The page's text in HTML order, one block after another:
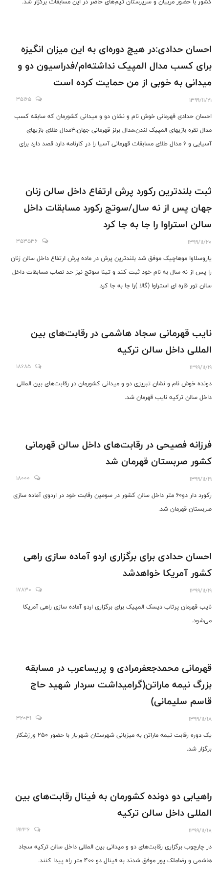
احسان حدادی:در هیچ دوره‌ای به این میزان انگیزه
برای کسب مدال المپیک نداشته‌ام/فدراسیون دو و
میدانی به خوبی از من حمایت کرده است
1399/11/21
35165
احسان حدادی قهرمانی خوش نام و نشان دو و میدانی کشورمان که سابقه کسب
مدال نقره بازیهای المپیک لندن،مدال برنز قهرمانی جهان،۴مدال طلای بازیهای
آسیایی و ۶ مدال طلای مسابقات قهرمانی آسیا را در کارنامه دارد قصد دارد برای
ثبت بلندترین رکورد پرش ارتفاع داخل سالن زنان
جهان پس از نه سال/سوتج رکورد مسابقات داخل
سالن استراوا را جا به جا کرد
1399/11/20
353536
یاروسلاوا موهاچیک موفق شد بلندترین پرش در ماده پرش ارتفاع داخل سالن زنان
را پس از نه سال به نام خود ثبت کند و تینا سوتج نیز حد نصاب مسابقات داخل
سالن تور قاره ای استراوا (گالا )را جا به جا کرد.
نایب قهرمانی سجاد هاشمی در رقابت‌های بین
المللی داخل سالن ترکیه
1399/11/19
18685
دونده خوش نام و نشان تبریزی دو و میدانی کشورمان در رقابت‌های بین المللی
داخل سالن ترکیه نایب قهرمان شد.
فرزانه فصیحی در رقابت‌های داخل سالن قهرمانی
کشور صربستان قهرمان شد
1399/11/19
18000
رکورد دار دو‌۶۰ متر داخل سالن کشور در سومین رقابت خود در اردوی آماده سازی
صربستان قهرمان شد.
احسان حدادی برای برگزاری اردو آماده سازی راهی
کشور آمریکا خواهدشد
1399/11/19
17830
نایب قهرمان پرتاب دیسک المپیک برای برگزاری اردو آماده سازی راهی آمریکا
می‌شود.
قهرمانی محمدجعفرمرادی و پریساعرب در مسابقه
بزرگ نیمه ماراتن(گرامیداشت سردار شهید حاج
قاسم سلیمانی)
1399/11/18
32031
یک دوره رقابت نیمه ماراتن به میزبانی شهرستان شهریار با حضور ۲۵۰ ورزشکار
برگزار شد.
راهیابی دو دونده کشورمان به فینال رقابت‌های بین
المللی داخل سالن ترکیه
1399/11/18
19236
در چارچوب برگزاری رقابت‌های دو و میدانی بین المللی داخل سالن ترکیه سجاد
هاشمی و رضا‌ملک پور موفق شدند به فینال دو ۴۰۰ متر راه پیدا کنند.